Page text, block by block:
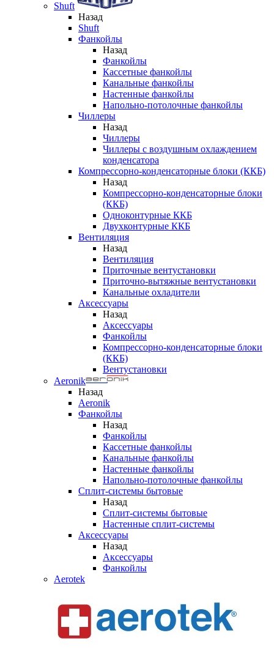
Shuft
Назад
Shuft
Фанкойлы
Назад
Фанкойлы
Кассетные фанкойлы
Канальные фанкойлы
Настенные фанкойлы
Напольно-потолочные фанкойлы
Чиллеры
Назад
Чиллеры
Чиллеры с воздушным охлаждением
конденсатора
Компрессорно-конденсаторные блоки (ККБ)
Назад
Компрессорно-конденсаторные блоки
(ККБ)
Одноконтурные ККБ
Двухконтурные ККБ
Вентиляция
Назад
Вентиляция
Приточные вентустановки
Приточно-вытяжные вентустановки
Канальные охладители
Аксессуары
Назад
Аксессуары
Фанкойлы
Компрессорно-конденсаторные блоки
(ККБ)
Вентустановки
Aeronik
Назад
Aeronik
Фанкойлы
Назад
Фанкойлы
Кассетные фанкойлы
Канальные фанкойлы
Настенные фанкойлы
Напольно-потолочные фанкойлы
Сплит-системы бытовые
Назад
Сплит-системы бытовые
Настенные сплит-системы
Аксессуары
Назад
Аксессуары
Фанкойлы
Aerotek